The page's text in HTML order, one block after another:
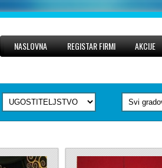
NASLOVNA REGISTAR FIRMI AKCIJE